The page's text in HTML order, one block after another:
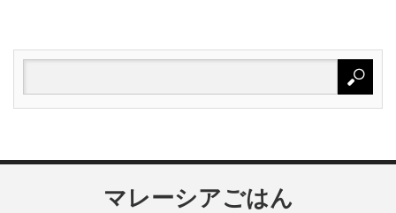
マレーシアごはん